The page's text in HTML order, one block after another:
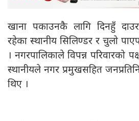
खाना पकाउनकै लागि दिनहुँ
रहेका स्थानीय सिलिण्डर र चुलो
। नगरपालिकाले विपन्न परिवारको
स्थानीयले नगर प्रमुखसहित
थिए ।